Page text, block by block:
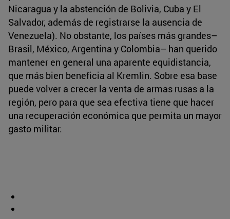
Nicaragua y la abstención de Bolivia, Cuba y El
Salvador, además de registrarse la ausencia de
Venezuela). No obstante, los países más grandes–
Brasil, México, Argentina y Colombia– han querido
mantener en general una aparente equidistancia,
que más bien beneficia al Kremlin. Sobre esa base
puede volver a crecer la venta de armas rusas a la
región, pero para que sea efectiva tiene que hacer
una recuperación económica que permita un mayor
gasto militar.